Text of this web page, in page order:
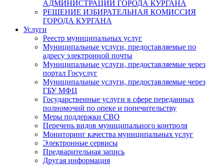
АДМИНИСТРАЦИИ ГОРОДА КУРГАНА
РЕШЕНИЕ ИЗБИРАТЕЛЬНАЯ КОМИССИЯ
ГОРОДА КУРГАНА
Услуги
Реестр муниципальных услуг
Муниципальные услуги, предоставляемые по
адресу электронной почты
Муниципальные услуги, предоставляемые через
портал Госуслуг
Муниципальные услуги, предоставляемые через
ГБУ МФЦ
Государственные услуги в сфере переданных
полномочий по опеке и попечительству
Меры поддержки СВО
Перечень видов муниципального контроля
Мониторинг качества муниципальных услуг
Электронные сервисы
Предварительная запись
Другая информация